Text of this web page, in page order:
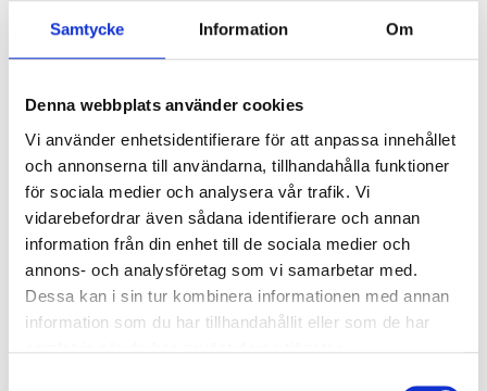
Samtycke Information Om
Denna webbplats använder cookies
Vi använder enhetsidentifierare för att anpassa innehållet
och annonserna till användarna, tillhandahålla funktioner
för sociala medier och analysera vår trafik. Vi
vidarebefordrar även sådana identifierare och annan
information från din enhet till de sociala medier och
annons- och analysföretag som vi samarbetar med.
Dessa kan i sin tur kombinera informationen med annan
information som du har tillhandahållit eller som de har
Antal DALI-adresser:
1
Sensor:
Utan sensor
Nödljus
Nödljus:
Ja
Typ av nödljus:
Batteribackup självtest
Brinntid i batteridrift:
1 h
Ljus vid strömbortfall:
344 lm
Standard:
EN 60598-2-22